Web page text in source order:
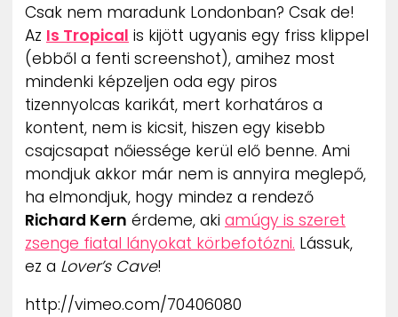
Csak nem maradunk Londonban? Csak de!
Az Is Tropical is kijött ugyanis egy friss klippel
(ebből a fenti screenshot), amihez most
mindenki képzeljen oda egy piros
tizennyolcas karikát, mert korhatáros a
kontent, nem is kicsit, hiszen egy kisebb
csajcsapat nőiessége kerül elő benne. Ami
mondjuk akkor már nem is annyira meglepő,
ha elmondjuk, hogy mindez a rendező
Richard Kern érdeme, aki amúgy is szeret
zsenge fiatal lányokat körbefotózni. Lássuk,
ez a Lover’s Cave!
http://vimeo.com/70406080